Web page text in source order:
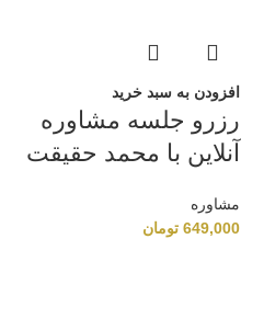
افزودن به سبد خرید
رزرو جلسه مشاوره‌
آنلاین با محمد حقیقت
مشاوره‌
649,000 تومان